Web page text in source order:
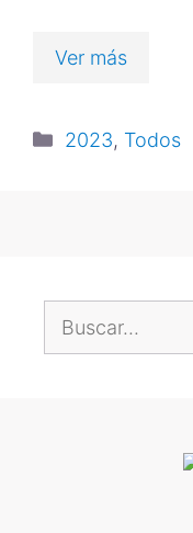
Ver más
2023, Todos